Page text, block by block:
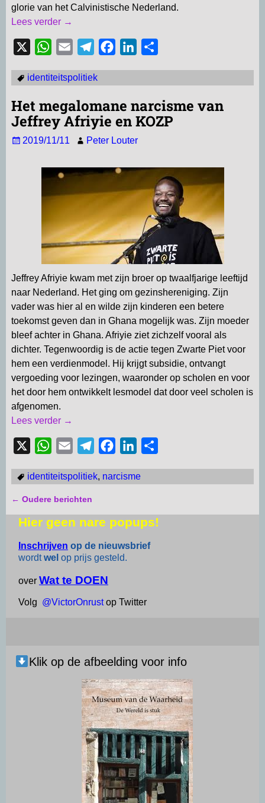
glorie van het Calvinistische Nederland.
Lees verder →
W
a
s
A
p
a
l
l
g
r
a
b
o
o
e
d
I
n
identiteitspolitiek
Het megalomane narcisme van
Jeffrey Afriyie en KOZP
2019/11/11 Peter Louter
Jeffrey Afriyie kwam met zijn broer op twaalfjarige leeftijd
naar Nederland. Het ging om gezinshereniging. Zijn
vader was hier al en wilde zijn kinderen een betere
toekomst geven dan in Ghana mogelijk was. Zijn moeder
bleef achter in Ghana. Afriyie ziet zichzelf vooral als
dichter. Tegenwoordig is de actie tegen Zwarte Piet voor
hem een verdienmodel. Hij krijgt subsidie, ontvangt
vergoeding voor lezingen, waaronder op scholen en voor
het door hem ontwikkelt lesmodel dat door veel scholen is
afgenomen.
Lees verder →
W
a
A
p
p
a
i
l
r
a
m
c
o
o
k
n
d
I
identiteitspolitiek, narcisme
Bericht navigatie
← Oudere berichten
Hier geen nare popups!
Inschrijven op de nieuwsbrief
wordtwel op prijs gesteld.
over Wat te DOEN
Volg @VictorOnrustop Twitter
Klik op de afbeelding voor info